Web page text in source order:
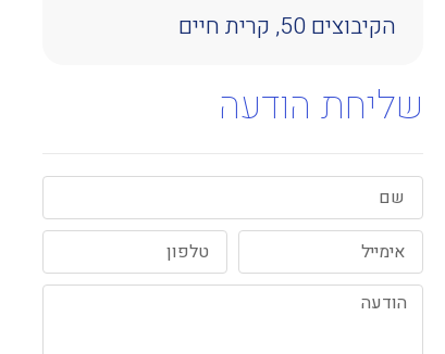
הקיבוצים 50, קרית חיים
שליחת הודעה